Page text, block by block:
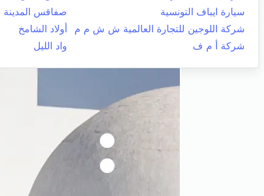
سيارة ايباف التونسية
صفاقس المدينة
شركة اللوجين للتجارة العالمية ش ش م م
أولاد الشامخ
شركة أ م ف
واد الليل